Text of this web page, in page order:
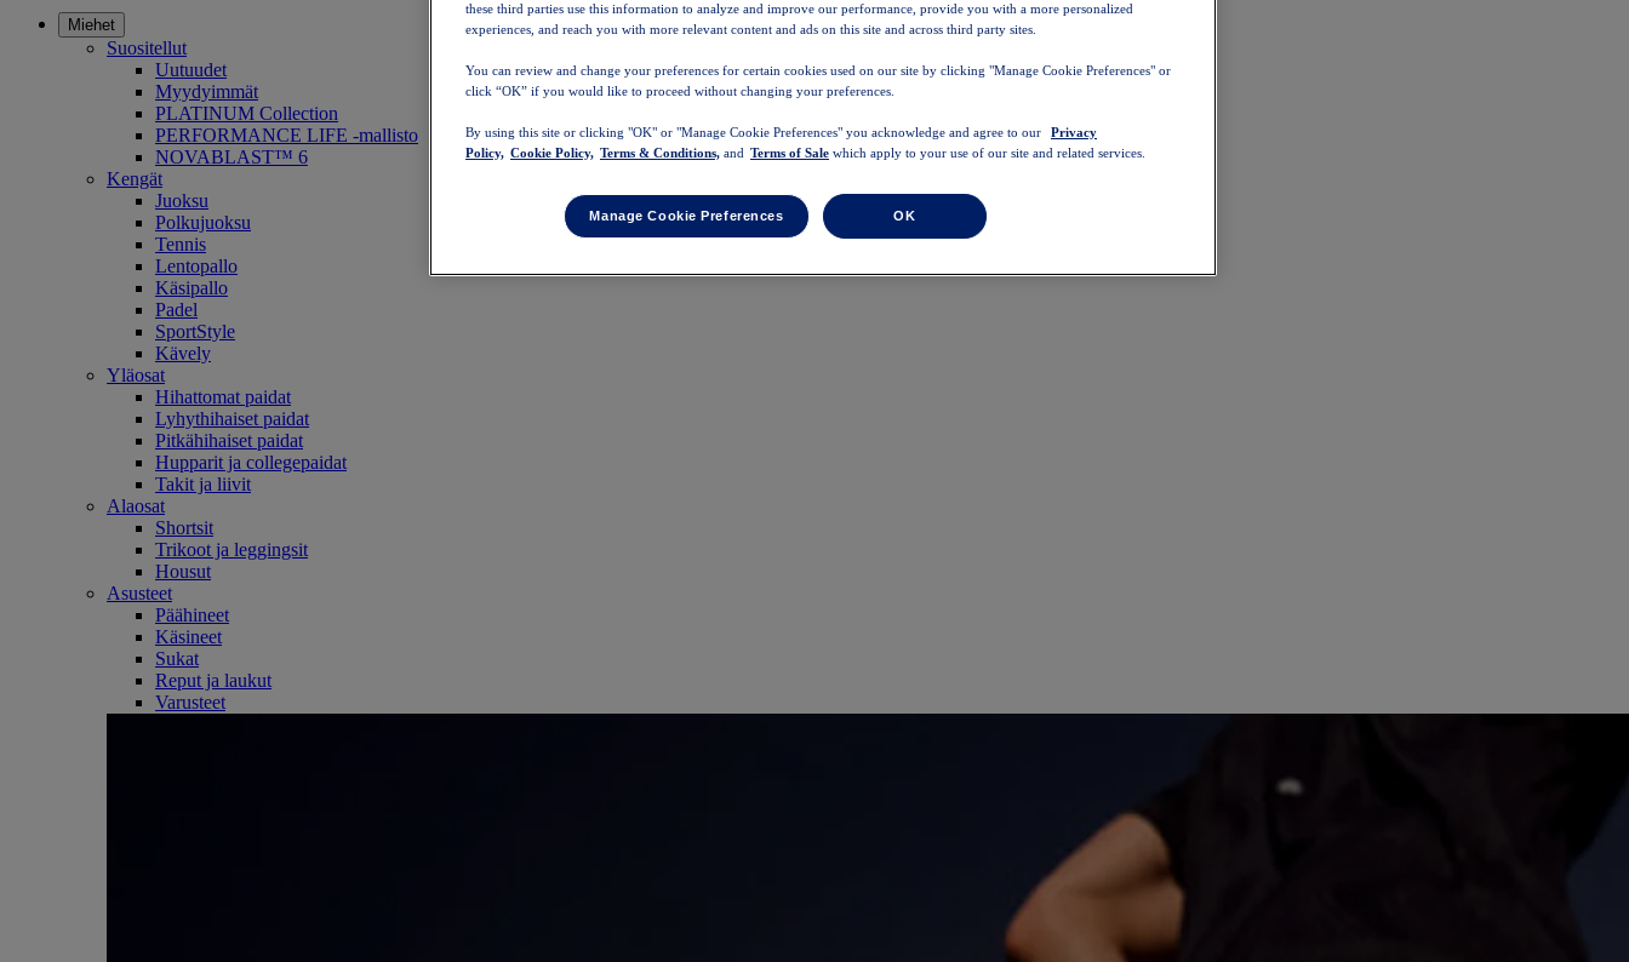
Miehet
Suositellut
Uutuudet
Myydyimmät
PLATINUM Collection
PERFORMANCE LIFE -mallisto
NOVABLAST™ 6
Kengät
Juoksu
Polkujuoksu
Tennis
Lentopallo
Käsipallo
Padel
SportStyle
Kävely
Yläosat
Hihattomat paidat
Lyhythihaiset paidat
Pitkähihaiset paidat
Hupparit ja collegepaidat
Takit ja liivit
Alaosat
Shortsit
Trikoot ja leggingsit
Housut
Asusteet
Päähineet
Käsineet
Sukat
Reput ja laukut
Varusteet
these third parties use this information to analyze and improve our performance, provide you with a more personalized
experiences, and reach you with more relevant content and ads on this site and across third party sites.
You can review and change your preferences for certain cookies used on our site by clicking "Manage Cookie Preferences" or
click “OK” if you would like to proceed without changing your preferences.
By using this site or clicking "OK" or "Manage Cookie Preferences" you acknowledge and agree to our
Privacy
Policy, Cookie Policy, Terms & Conditions, and Terms of Sale which apply to your use of our site and related services.
Manage Cookie Preferences OK